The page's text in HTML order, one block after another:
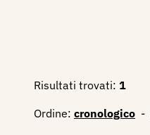
Risultati trovati: 1
Ordine: cronologico -